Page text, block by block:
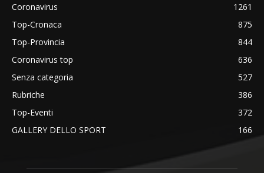
Coronavirus
1261
Top-Cronaca
875
Top-Provincia
844
Coronavirus top
636
Senza categoria
527
Rubriche
386
Top-Eventi
372
GALLERY DELLO SPORT
166